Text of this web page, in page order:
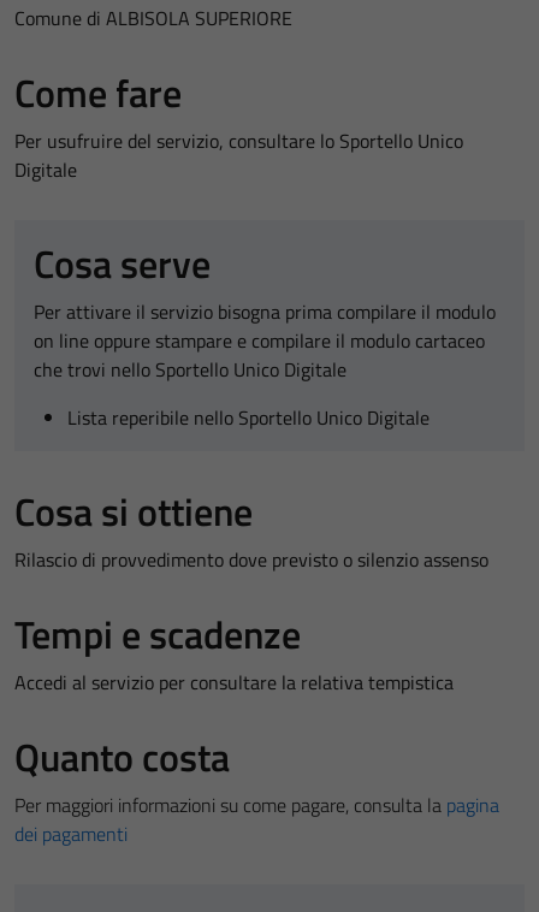
Comune di ALBISOLA SUPERIORE
Come fare
Per usufruire del servizio, consultare lo Sportello Unico
Digitale
Cosa serve
Per attivare il servizio bisogna prima compilare il modulo
on line oppure stampare e compilare il modulo cartaceo
che trovi nello Sportello Unico Digitale
Lista reperibile nello Sportello Unico Digitale
Cosa si ottiene
Rilascio di provvedimento dove previsto o silenzio assenso
Tempi e scadenze
Accedi al servizio per consultare la relativa tempistica
Quanto costa
Per maggiori informazioni su come pagare, consulta la pagina
dei pagamenti